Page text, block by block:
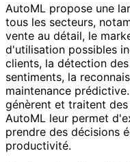
AutoML propose une
tous les secteurs,
vente au détail, le
d'utilisation possibles
clients, la détection
sentiments, la
maintenance
génèrent et traitent
AutoML leur permet
prendre des décisions
productivité.